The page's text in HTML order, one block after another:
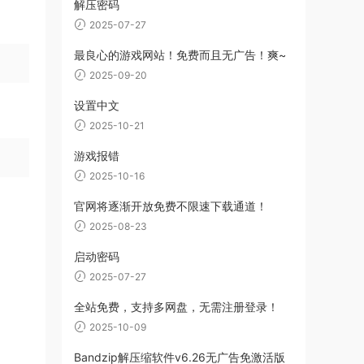
解压密码
2025-07-27
最良心的游戏网站！免费而且无广告！爽~
2025-09-20
设置中文
2025-10-21
游戏报错
2025-10-16
官网将逐渐开放免费不限速下载通道！
2025-08-23
启动密码
2025-07-27
全站免费，支持多网盘，无需注册登录！
2025-10-09
Bandzip解压缩软件v6.26无广告免激活版